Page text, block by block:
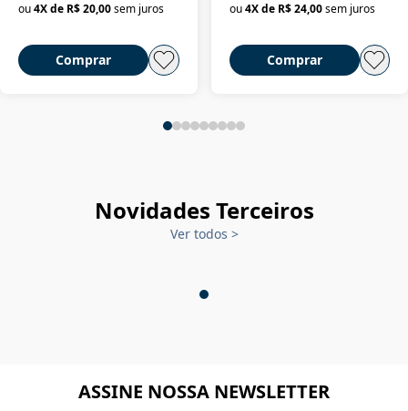
ou4X de R$ 20,00sem juros
Comprar
ou 4X de R$ 24,00 sem juros
Comprar
Novidades Terceiros
Ver todos >
ASSINE NOSSA NEWSLETTER